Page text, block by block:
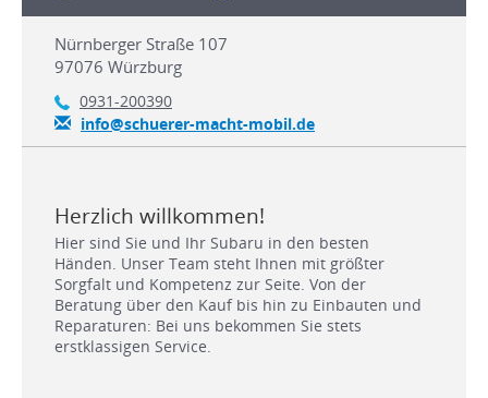
Nürnberger Straße 107
97076 Würzburg
0931-200390
info@schuerer-macht-mobil.de
Herzlich willkommen!
Hier sind Sie und Ihr Subaru in den besten
Händen. Unser Team steht Ihnen mit größter
Sorgfalt und Kompetenz zur Seite. Von der
Beratung über den Kauf bis hin zu Einbauten und
Reparaturen: Bei uns bekommen Sie stets
erstklassigen Service.